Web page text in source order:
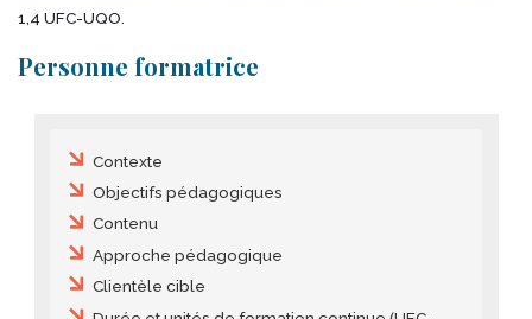
1,4 UFC-UQO.
Personne formatrice
Table des matières
Contexte
Objectifs pédagogiques
Contenu
Approche pédagogique
Clientèle cible